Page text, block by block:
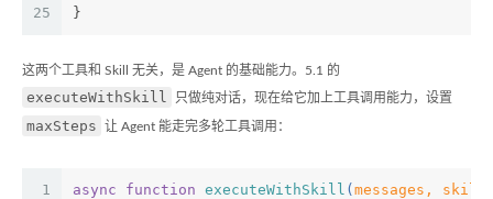
25
}
这两个工具和 Skill 无关，是 Agent 的基础能力。5.1 的
executeWithSkill 只做纯对话，现在给它加上工具调用能力，设置
maxSteps 让 Agent 能走完多轮工具调用：
1
async function executeWithSkill ( messages, skill